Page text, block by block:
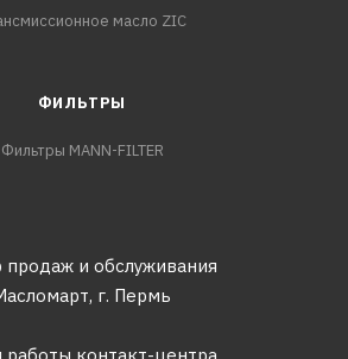
масло ZIC
ФИЛЬТРЫ
Фильтры MANN-FILTER
продаж и обслуживания
г. Пермь